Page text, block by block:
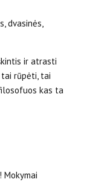
dvasinės,
ir atrasti
tai rūpėti, tai
kas ta